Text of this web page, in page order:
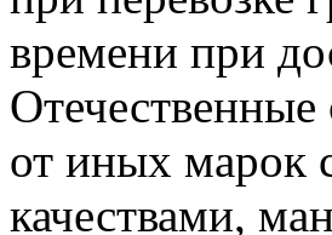
времени при
от иных марок
качествами,